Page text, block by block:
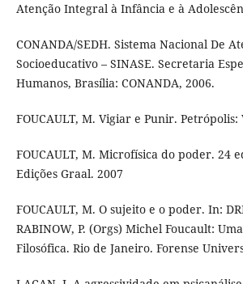
Atenção Integral à Infância e à
CONANDA/SEDH. Sistema Nacional De
Socioeducativo – SINASE. Secretaria
Humanos, Brasília: CONANDA, 2006.
FOUCAULT, M. Vigiar e Punir. Petrópolis:
FOUCAULT, M. Microfísica do poder. 24
Edições Graal. 2007
FOUCAULT, M. O sujeito e o poder. In:
RABINOW, P. (Orgs) Michel Foucault:
Filosófica. Rio de Janeiro. Forense